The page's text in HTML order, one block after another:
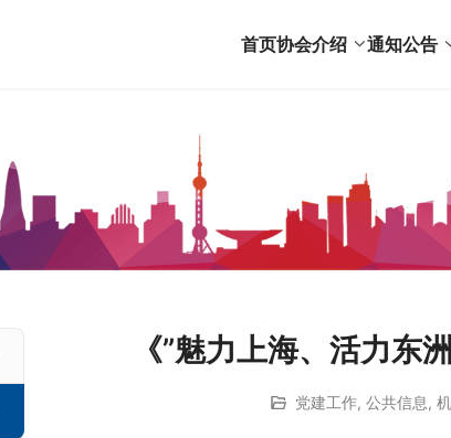
首页协会介绍 通知公告
《”魅力上海、活力东
党建工作, 公共信息,